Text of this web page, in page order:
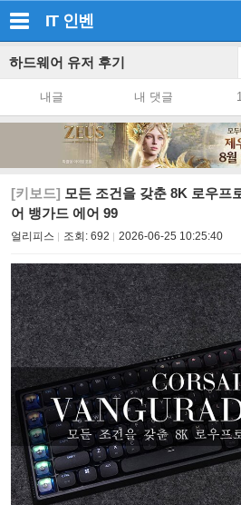
IT 인벤
하드웨어 유저 후기
내글 내 댓글
[키보드] 모든 조건을 갖춘 8K 로우프
어 뱅가드 에어 99
얼리피스 조회: 692 2026-06-25 10:25:40